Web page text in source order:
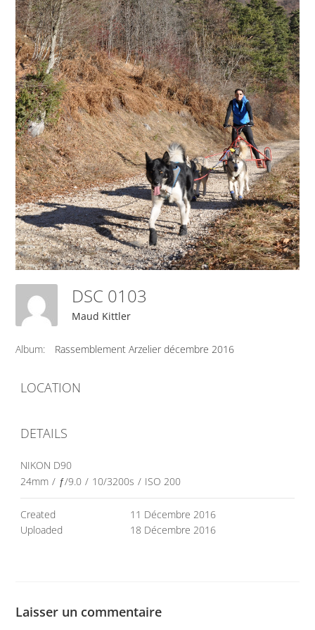
DSC 0103
Maud Kittler
Album: Rassemblement Arzelier décembre 2016
LOCATION
DETAILS
NIKON D90
24mm / ƒ/9.0 / 10/3200s / ISO 200
Created
11 Décembre 2016
Uploaded
18 Décembre 2016
Laisser un commentaire